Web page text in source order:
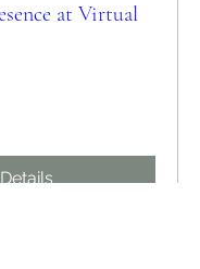
at Virtual
Details